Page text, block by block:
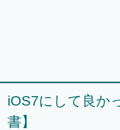
iOS7にして良か
書】